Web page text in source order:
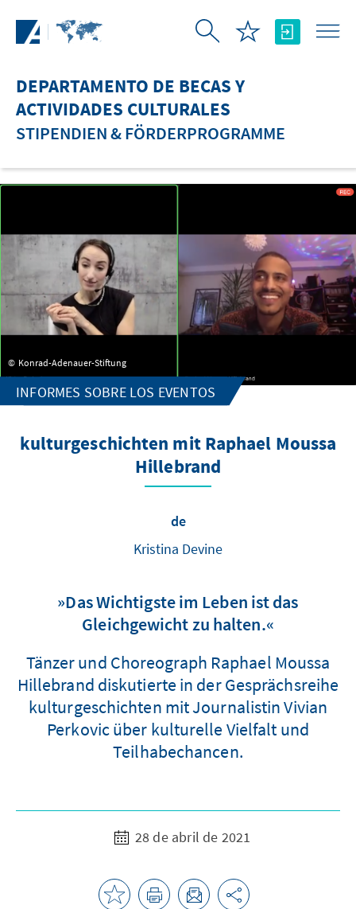
DEPARTAMENTO DE BECAS Y
ACTIVIDADES CULTURALES
STIPENDIEN & FÖRDERPROGRAMME
Konrad-Adenauer-Stiftung
INFORMES SOBRE LOS EVENTOS
kulturgeschichten mit Raphael Moussa
Hillebrand
de
Kristina Devine
»Das Wichtigste im Leben ist das
Gleichgewicht zu halten.«
Tänzer und Choreograph Raphael Moussa
Hillebrand diskutierte in der Gesprächsreihe
kulturgeschichten mit Journalistin Vivian
Perkovic über kulturelle Vielfalt und
Teilhabechancen.
28 de abril de 2021